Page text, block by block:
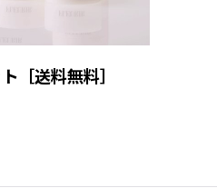
［送料無料］